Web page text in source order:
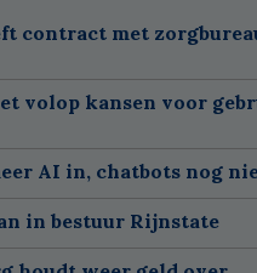
contract met
volop kansen voor
AI in, chatbots nog
in bestuur Rijnstate